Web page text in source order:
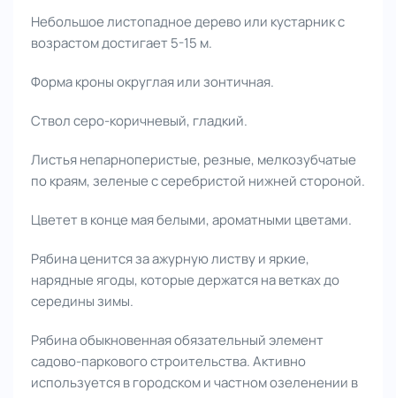
Небольшое листопадное дерево или кустарник с
возрастом достигает 5-15 м.
Форма кроны округлая или зонтичная.
Ствол серо-коричневый, гладкий.
Листья непарноперистые, резные, мелкозубчатые
по краям, зеленые с серебристой нижней стороной.
Цветет в конце мая белыми, ароматными цветами.
Рябина ценится за ажурную листву и яркие,
нарядные ягоды, которые держатся на ветках до
середины зимы.
Рябина обыкновенная обязательный элемент
садово-паркового строительства. Активно
используется в городском и частном озеленении в